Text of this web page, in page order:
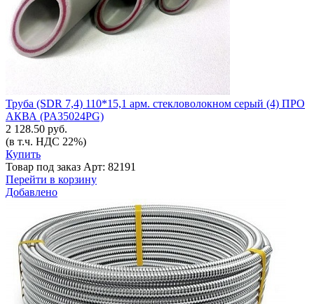
Труба (SDR 7,4) 110*15,1 арм. стекловолокном серый (4) ПРО
АКВА (PA35024РG)
2 128.50 руб.
(в т.ч. НДС 22%)
Купить
Товар под заказ Арт: 82191
Перейти в корзину
Добавлено